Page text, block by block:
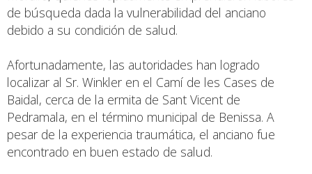
de búsqueda dada la vulnerabilidad del anciano
debido a su condición de salud.
Afortunadamente, las autoridades han logrado
localizar al Sr. Winkler en el Camí de les Cases de
Baidal, cerca de la ermita de Sant Vicent de
Pedramala, en el término municipal de Benissa. A
pesar de la experiencia traumática, el anciano fue
encontrado en buen estado de salud.